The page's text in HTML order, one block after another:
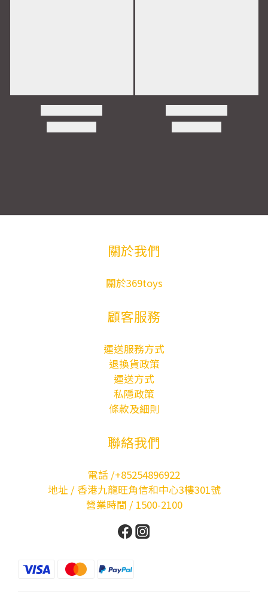
關於我們
關於369toys
顧客服務
運送服務方式
退換貨政策
運送方式
私隱政策
條款及細則
聯絡我們
電話 /+85254896922
地址 / 香港九龍旺角信和中心3樓301號
營業時間 / 1500-2100